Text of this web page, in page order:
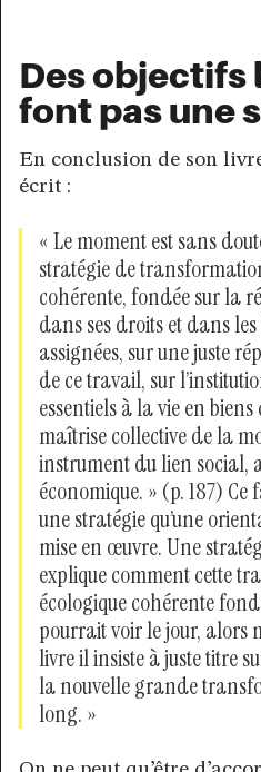
Des objectifs
font pas une
En conclusion de son
écrit :
« Le moment est sans
stratégie de
cohérente, fondée sur la
dans ses droits et dans
assignées, sur une juste
de ce travail, sur
essentiels à la vie en
maîtrise collective de la
instrument du lien social,
économique. » (p. 187)
une stratégie qu’une
mise en œuvre. Une
explique comment cette
écologique cohérente
pourrait voir le jour, alors
livre il insiste à juste titre
la nouvelle grande
long. »